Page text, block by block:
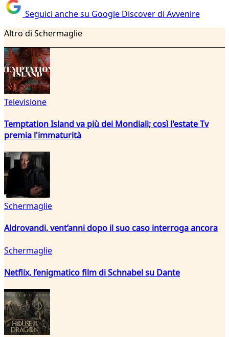
Seguici anche su Google Discover di Avvenire
Altro di Schermaglie
Televisione
Temptation Island va più dei Mondiali; così l'estate Tv
premia l'immaturità
Schermaglie
Aldrovandi, vent’anni dopo il suo caso interroga ancora
Schermaglie
Netflix, l’enigmatico film di Schnabel su Dante